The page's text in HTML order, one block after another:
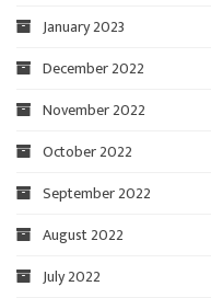
January 2023
December 2022
November 2022
October 2022
September 2022
August 2022
July 2022